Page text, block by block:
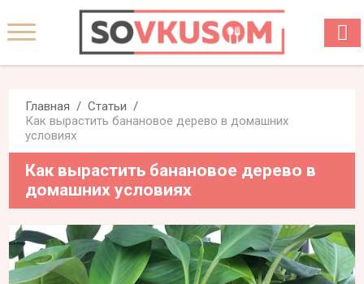
Главная
Статьи
Как вырастить банановое дерево в домашних
условиях
Как вырастить банановое дерево в
домашних условиях